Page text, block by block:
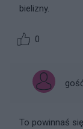
bielizny.
0
To powinnaś